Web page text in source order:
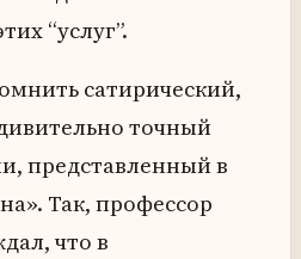
“услуг”.
сатирический,
точный
представленный в
Так, профессор
что в